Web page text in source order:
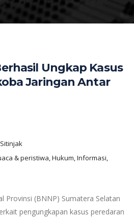
Ungkap Kasus
Jaringan Antar
& peristiwa, Hukum, Informasi,
Provinsi (BNNP) Sumatera Selatan
pengungkapan kasus peredaran